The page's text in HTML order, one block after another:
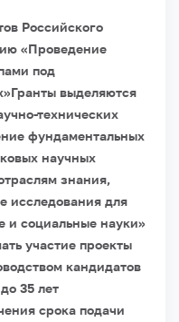
Российского
«Проведение
под
выделяются
технических
фундаментальных
научных
знания,
исследования для
и социальные науки»
участие проекты
кандидатов
35 лет
срока подачи